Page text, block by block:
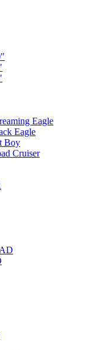
Eagle
Eagle
Boy
Cruiser